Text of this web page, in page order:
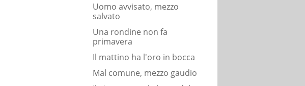
Uomo avvisato, mezzo
salvato
Una rondine non fa
primavera
Il mattino ha l'oro in bocca
Mal comune, mezzo gaudio